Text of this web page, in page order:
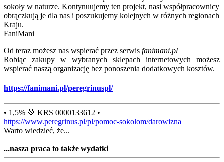
sokoły w naturze. Kontynuujemy ten projekt, nasi współpracownicy
obrączkują je dla nas i poszukujemy kolejnych w różnych regionach
Kraju.
FaniMani
Od teraz możesz nas wspierać przez serwis fanimani.pl
Robiąc zakupy w wybranych sklepach internetowych możesz
wspierać naszą organizację bez ponoszenia dodatkowych kosztów.
https://fanimani.pl/peregrinuspl/
• 1,5% 💚 KRS 0000133612 •
https://www.peregrinus.pl/pl/pomoc-sokolom/darowizna
Warto wiedzieć, że...
...nasza praca to także wydatki